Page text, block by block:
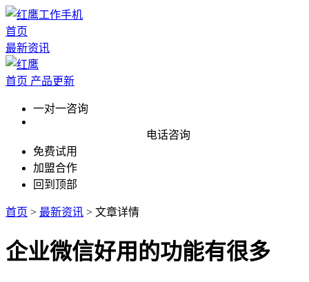
首页
最新资讯
首页 产品更新
一对一咨询
电话咨询
免费试用
加盟合作
回到顶部
首页 > 最新资讯 > 文章详情
企业微信好用的功能有很多